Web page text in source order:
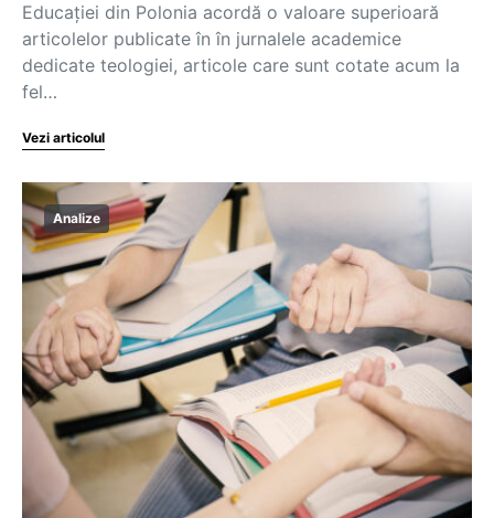
Educației din Polonia acordă o valoare superioară
articolelor publicate în în jurnalele academice
dedicate teologiei, articole care sunt cotate acum la
fel…
Vezi articolul
Analize